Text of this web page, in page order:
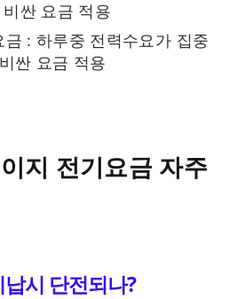
싼 요금 적용
금 : 하루중 전력수요가 집중
싼 요금 적용
지 전기요금 자주
시 단전되나?